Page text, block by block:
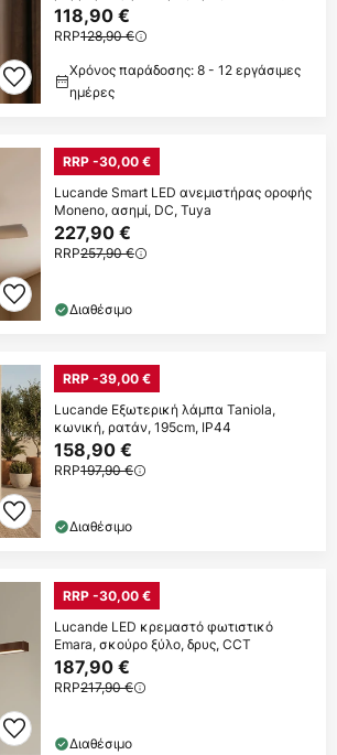
κάτω,
118,90 €
RRP128,90 €
Χρόνος παράδοσης: 8 - 12 εργάσιμες
ημέρες
RRP -30,00 €
Lucande Smart LED ανεμιστήρας οροφής
Moneno, ασημί, DC, Tuya
227,90 €
RRP257,90 €
Διαθέσιμο
RRP -39,00 €
Lucande Εξωτερική λάμπα Taniola,
κωνική, ρατάν, 195cm, IP44
158,90 €
RRP197,90 €
Διαθέσιμο
RRP -30,00 €
Lucande LED κρεμαστό φωτιστικό
Emara, σκούρο ξύλο, δρυς, CCT
187,90 €
RRP217,90 €
Διαθέσιμο